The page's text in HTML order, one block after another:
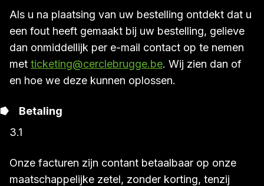
Als u na plaatsing van uw bestelling ontdekt dat u
een fout heeft gemaakt bij uw bestelling, gelieve
dan onmiddellijk per e-mail contact op te nemen
met ticketing@cerclebrugge.be. Wij zien dan of
en hoe we deze kunnen oplossen.
Betaling
3.1
Onze facturen zijn contant betaalbaar op onze
maatschappelijke zetel, zonder korting, tenzij